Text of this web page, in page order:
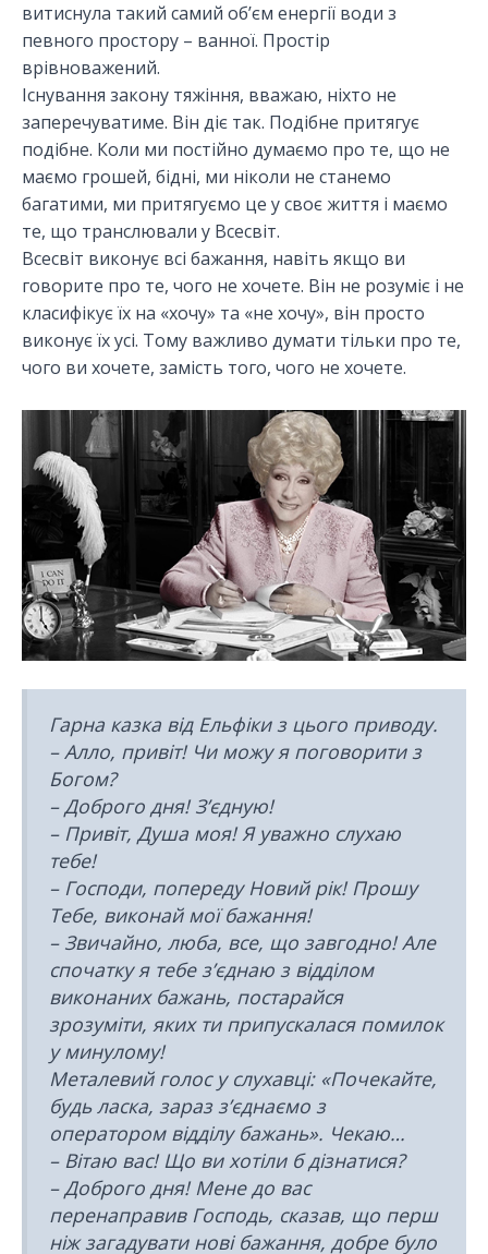
витиснула такий самий об’єм енергії води з
певного простору – ванної. Простір
врівноважений.
Існування закону тяжіння, вважаю, ніхто не
заперечуватиме. Він діє так. Подібне притягує
подібне. Коли ми постійно думаємо про те, що не
маємо грошей, бідні, ми ніколи не станемо
багатими, ми притягуємо це у своє життя і маємо
те, що транслювали у Всесвіт.
Всесвіт виконує всі бажання, навіть якщо ви
говорите про те, чого не хочете. Він не розуміє і не
класифікує їх на «хочу» та «не хочу», він просто
виконує їх усі. Тому важливо думати тільки про те,
чого ви хочете, замість того, чого не хочете.
Гарна казка від Ельфіки з цього приводу.
– Алло, привіт! Чи можу я поговорити з
Богом?
– Доброго дня! З’єдную!
– Привіт, Душа моя! Я уважно слухаю
тебе!
– Господи, попереду Новий рік! Прошу
Тебе, виконай мої бажання!
– Звичайно, люба, все, що завгодно! Але
спочатку я тебе з’єднаю з відділом
виконаних бажань, постарайся
зрозуміти, яких ти припускалася помилок
у минулому!
Металевий голос у слухавці: «Почекайте,
будь ласка, зараз з’єднаємо з
оператором відділу бажань». Чекаю…
– Вітаю вас! Що ви хотіли б дізнатися?
– Доброго дня! Мене до вас
перенаправив Господь, сказав, що перш
ніж загадувати нові бажання, добре було